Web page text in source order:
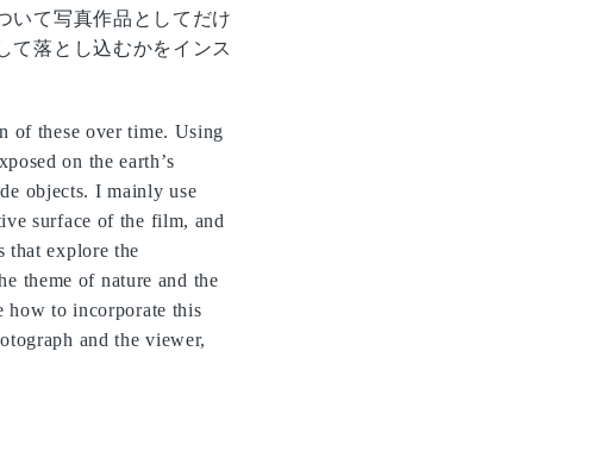
いて写真作品としてだけ
て落とし込むかをインス
of these over time. Using
on the earth’s
objects. I mainly use
surface of the film, and
that explore the
theme of nature and the
how to incorporate this
and the viewer,